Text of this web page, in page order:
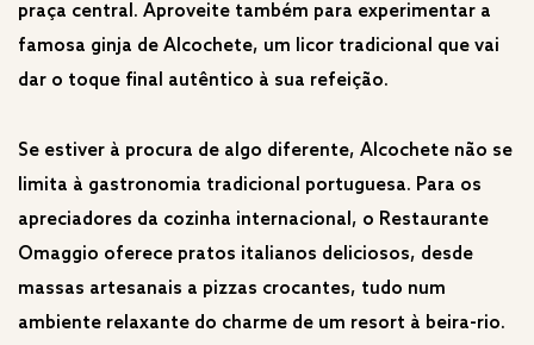
praça central. Aproveite também para experimentar a
famosa ginja de Alcochete, um licor tradicional que vai
dar o toque final autêntico à sua refeição.
Se estiver à procura de algo diferente, Alcochete não se
limita à gastronomia tradicional portuguesa. Para os
apreciadores da cozinha internacional, o Restaurante
Omaggio oferece pratos italianos deliciosos, desde
massas artesanais a pizzas crocantes, tudo num
ambiente relaxante do charme de um resort à beira-rio.